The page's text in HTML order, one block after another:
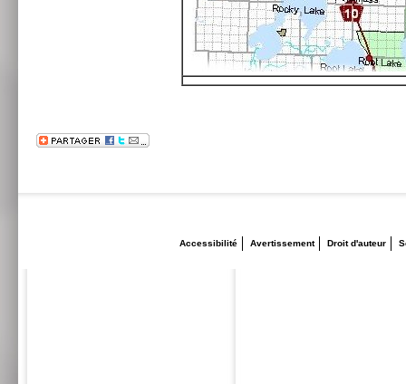
Accessibilité Avertissement Droit d'auteur